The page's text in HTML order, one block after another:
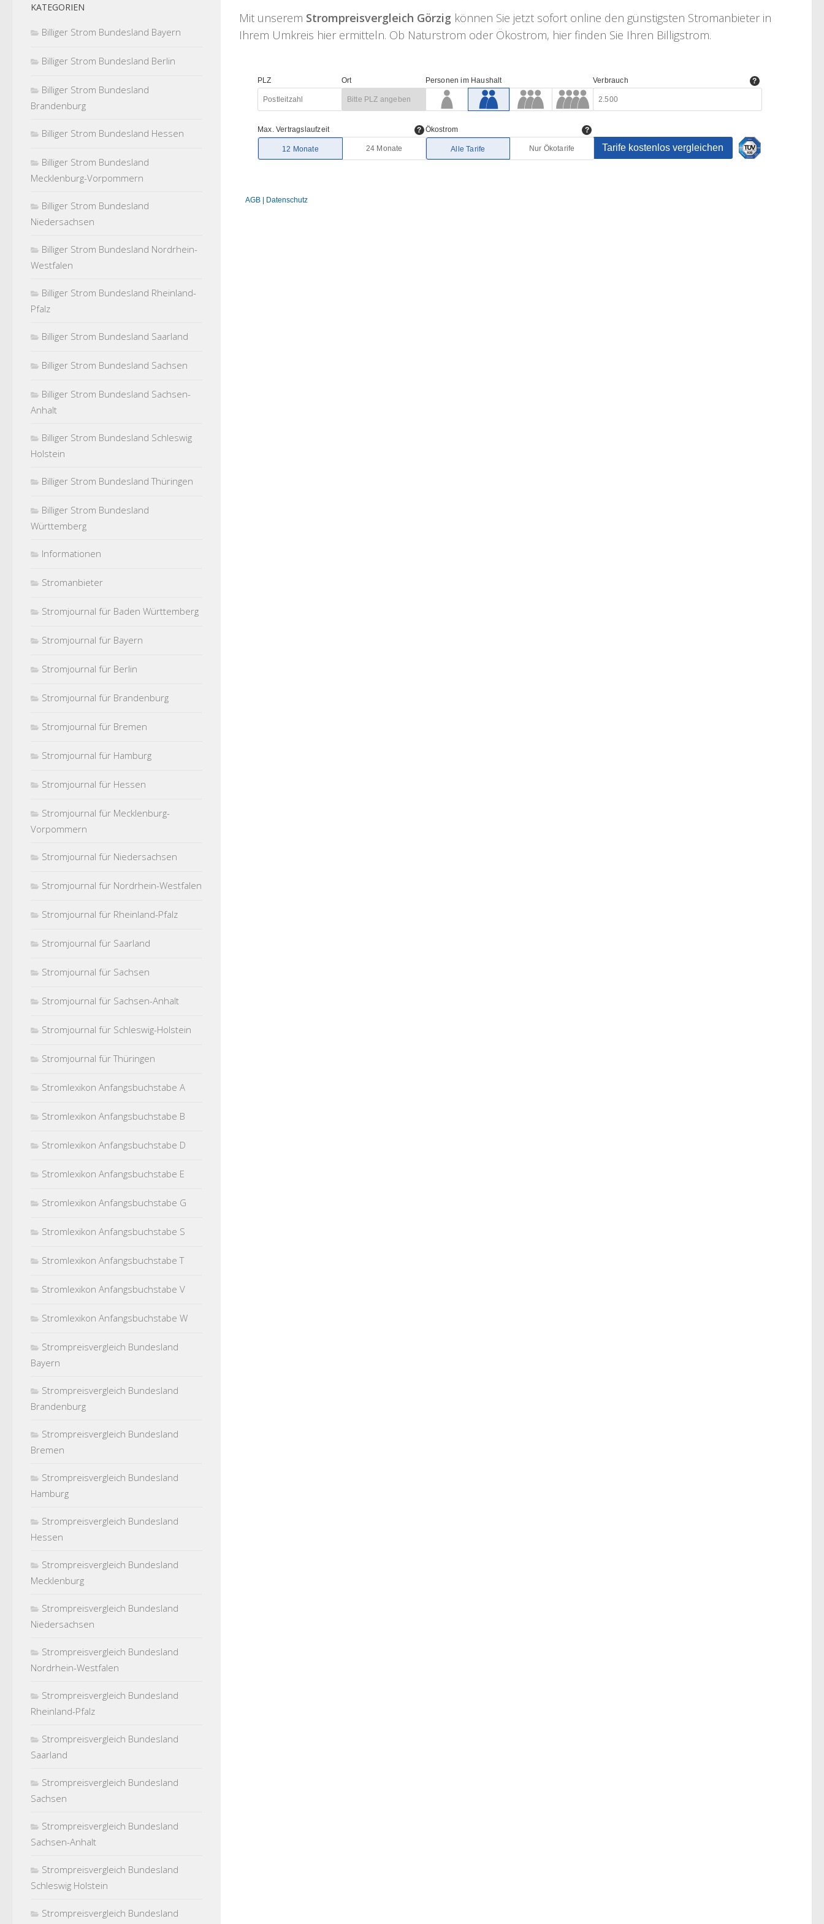
Mit unserem Strompreisvergleich Görzig können Sie jetzt sofort online den günstigsten Stromanbieter in
Ihrem Umkreis hier ermitteln. Ob Naturstrom oder Ökostrom, hier finden Sie Ihren Billigstrom.
KATEGORIEN
Billiger Strom Bundesland Bayern
Billiger Strom Bundesland Berlin
Billiger Strom Bundesland
Brandenburg
Billiger Strom Bundesland Hessen
Billiger Strom Bundesland
Mecklenburg-Vorpommern
Billiger Strom Bundesland
Niedersachsen
Billiger Strom Bundesland Nordrhein-
Westfalen
Billiger Strom Bundesland Rheinland-
Pfalz
Billiger Strom Bundesland Saarland
Billiger Strom Bundesland Sachsen
Billiger Strom Bundesland Sachsen-
Anhalt
Billiger Strom Bundesland Schleswig
Holstein
Billiger Strom Bundesland Thüringen
Billiger Strom Bundesland
Württemberg
Informationen
Stromanbieter
Stromjournal für Baden Württemberg
Stromjournal für Bayern
Stromjournal für Berlin
Stromjournal für Brandenburg
Stromjournal für Bremen
Stromjournal für Hamburg
Stromjournal für Hessen
Stromjournal für Mecklenburg-
Vorpommern
Stromjournal für Niedersachsen
Stromjournal für Nordrhein-Westfalen
Stromjournal für Rheinland-Pfalz
Stromjournal für Saarland
Stromjournal für Sachsen
Stromjournal für Sachsen-Anhalt
Stromjournal für Schleswig-Holstein
Stromjournal für Thüringen
Stromlexikon Anfangsbuchstabe A
Stromlexikon Anfangsbuchstabe B
Stromlexikon Anfangsbuchstabe D
Stromlexikon Anfangsbuchstabe E
Stromlexikon Anfangsbuchstabe G
Stromlexikon Anfangsbuchstabe S
Stromlexikon Anfangsbuchstabe T
Stromlexikon Anfangsbuchstabe V
Stromlexikon Anfangsbuchstabe W
Strompreisvergleich Bundesland
Bayern
Strompreisvergleich Bundesland
Brandenburg
Strompreisvergleich Bundesland
Bremen
Strompreisvergleich Bundesland
Hamburg
Strompreisvergleich Bundesland
Hessen
Strompreisvergleich Bundesland
Mecklenburg
Strompreisvergleich Bundesland
Niedersachsen
Strompreisvergleich Bundesland
Nordrhein-Westfalen
Strompreisvergleich Bundesland
Rheinland-Pfalz
Strompreisvergleich Bundesland
Saarland
Strompreisvergleich Bundesland
Sachsen
Strompreisvergleich Bundesland
Sachsen-Anhalt
Strompreisvergleich Bundesland
Schleswig Holstein
Strompreisvergleich Bundesland